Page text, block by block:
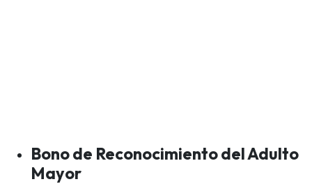
Bono de Reconocimiento del Adulto
Mayor